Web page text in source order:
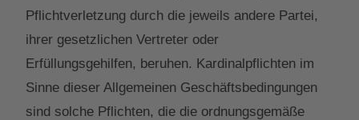
Pflichtverletzung durch die jeweils andere Partei,
ihrer gesetzlichen Vertreter oder
Erfüllungsgehilfen, beruhen. Kardinalpflichten im
Sinne dieser Allgemeinen Geschäftsbedingungen
sind solche Pflichten, die die ordnungsgemäße